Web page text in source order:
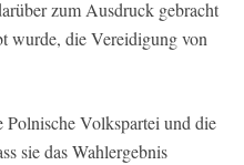
zum Ausdruck gebracht
wurde, die Vereidigung von
Polnische Volkspartei und die
sie das Wahlergebnis